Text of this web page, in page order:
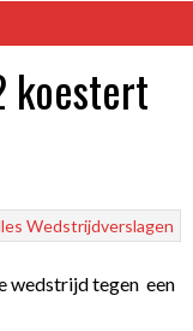
koestert
Wedstrijdverslagen
wedstrijd tegen een